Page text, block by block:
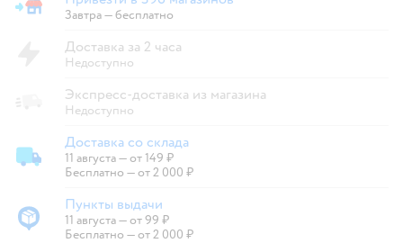
Привезти в магазин
Завтра—бесплатно
Доставка за 2 часа
Недоступно
Экспресс-доставка из магазина
Недоступно
Доставка со склада
Доставка со склада
11 августа—от 149 ₽
Бесплатно — от 2 000 ₽
Пункты выдачи
Пункты выдачи
11 августа—от 99 ₽
Бесплатно — от 2 000 ₽